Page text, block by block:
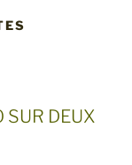
SUR DEUX